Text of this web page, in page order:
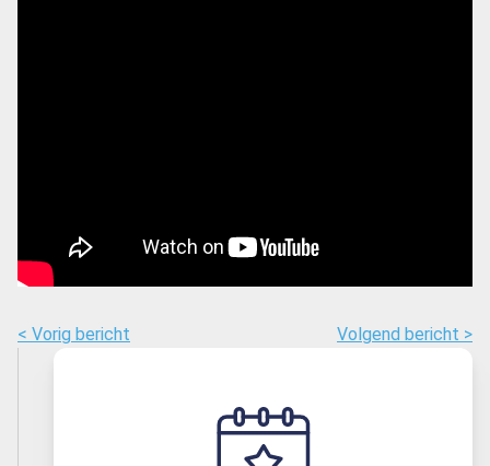
< Vorig bericht Volgend bericht >